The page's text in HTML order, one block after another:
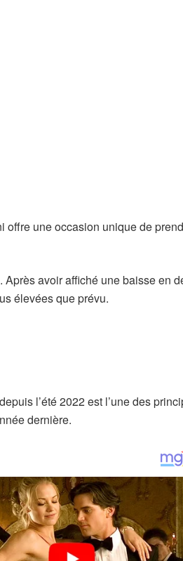
offre une occasion unique de
avoir affiché une baisse en
élevées que prévu.
l’été 2022 est l’une des
dernière.